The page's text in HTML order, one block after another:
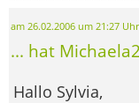
am 26.02.2006 um 21:27 Uhr
... hat
Hallo Sylvia,